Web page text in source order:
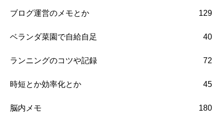
ブログ運営のメモとか 129
ベランダ菜園で自給自足 40
ランニングのコツや記録 72
時短とか効率化とか 45
脳内メモ 180